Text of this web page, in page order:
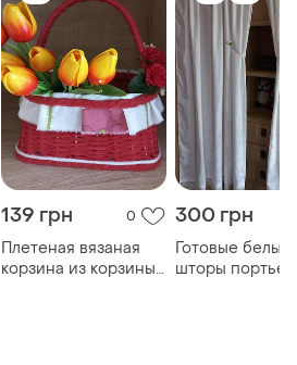
139 грн 0
Плетеная вязаная
корзина из корзины
300 грн
Готовые белые
шторы